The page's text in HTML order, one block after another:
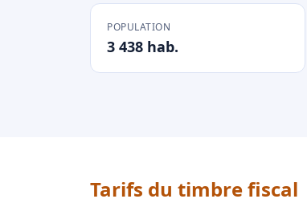
POPULATION
3 438 hab.
Tarifs du timbre fiscal